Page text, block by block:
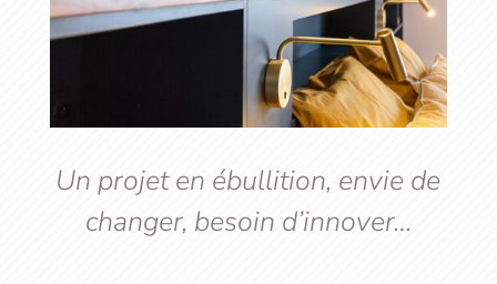
Un projet en ébullition, envie de
changer, besoin d’innover…